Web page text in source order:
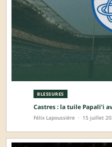
BLESSURES
Castres : la tuile Papali’i
Félix Lapoussière · 15 juillet